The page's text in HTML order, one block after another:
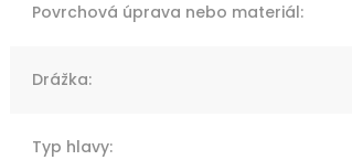
Povrchová úprava nebo materiál:
Drážka:
Typ hlavy: